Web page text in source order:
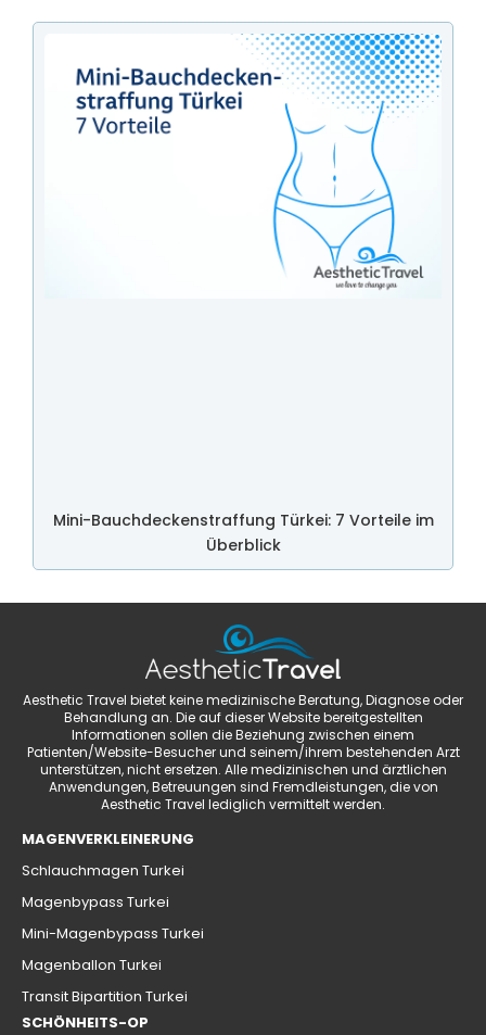
Mini-Bauchdeckenstraffung Türkei: 7 Vorteile im
Überblick
Aesthetic Travel bietet keine medizinische Beratung, Diagnose oder
Behandlung an. Die auf dieser Website bereitgestellten
Informationen sollen die Beziehung zwischen einem
Patienten/Website-Besucher und seinem/ihrem bestehenden Arzt
unterstützen, nicht ersetzen. Alle medizinischen und ärztlichen
Anwendungen, Betreuungen sind Fremdleistungen, die von
Aesthetic Travel lediglich vermittelt werden.
MAGENVERKLEINERUNG
Schlauchmagen Turkei
Magenbypass Turkei
Mini-Magenbypass Turkei
Magenballon Turkei
Transit Bipartition Turkei
SCHÖNHEITS-OP